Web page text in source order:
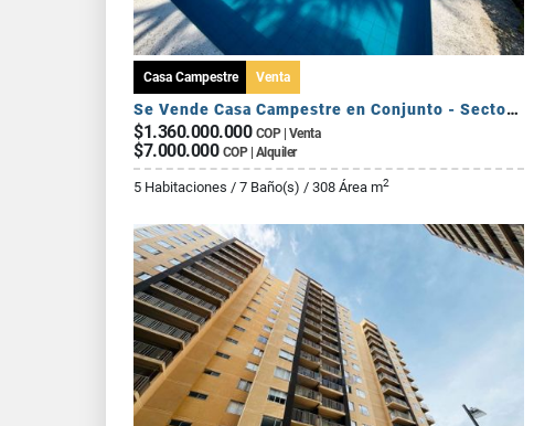
Casa Campestre Venta
Se Vende Casa Campestre en Conjunto - Sector El Caimo
$1.360.000.000 COP | Venta
$7.000.000 COP | Alquiler
5 Habitaciones / 7 Baño(s) / 308 Área m2